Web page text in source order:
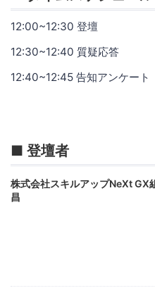
12:00~12:30 登壇
12:30~12:40 質疑応答
12:40~12:45 告知アンケート
■ 登壇者
株式会社スキルアップNeXt GX